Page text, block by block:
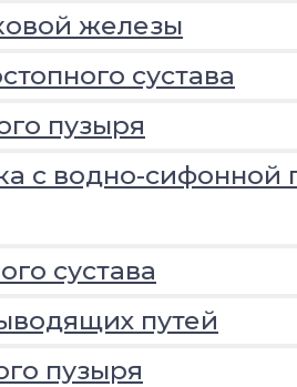
железы
сустава
пузыря
с водно-сифонной
сустава
путей
пузыря